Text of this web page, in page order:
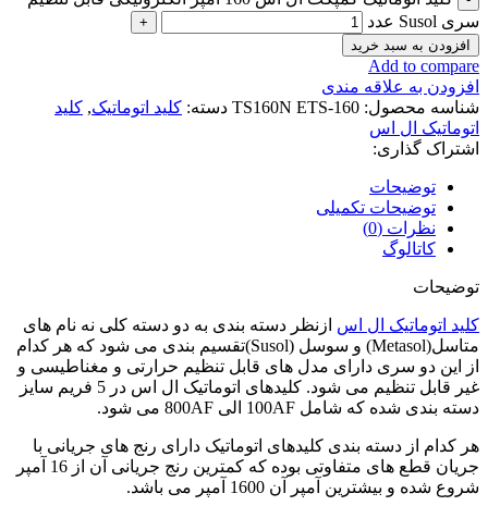
سری Susol عدد
افزودن به سبد خرید
Add to compare
افزودن به علاقه مندی
شناسه محصول: TS160N ETS-160 دسته: کلید اتوماتیک, کلید
اتوماتیک ال اس
اشتراک گذاری:
توضیحات
توضیحات تکمیلی
نظرات (0)
کاتالوگ
توضیحات
کلید اتوماتیک ال اس ازنظر دسته بندی به دو دسته کلی نه نام های
متاسل(Metasol) و سوسل (Susol)تقسیم بندی می شود که هر کدام
از این دو سری دارای مدل های قابل تنظیم حرارتی و مغناطیسی و
غیر قابل تنظیم می شود. کلیدهای اتوماتیک ال اس در 5 فریم سایز
دسته بندی شده که شامل 100AF الی 800AF می شود.
هر کدام از دسته بندی کلیدهای اتوماتیک دارای رنج های جریانی با
جریان قطع های متفاوتی بوده که کمترین رنج جریانی آن از 16 آمپر
شروع شده و بیشترین آمپر آن 1600 آمپر می باشد.